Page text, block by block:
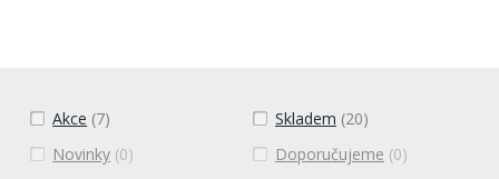
Akce (7) Skladem (20)
Novinky (0) Doporučujeme (0)